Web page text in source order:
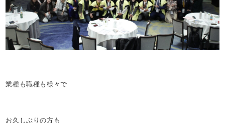
業種も職種も様々で
お久しぶりの方も